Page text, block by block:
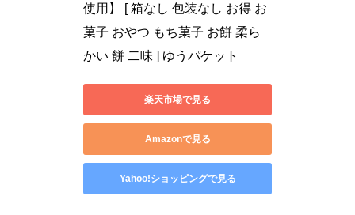
使用】 [ 箱なし 包装なし お得 お
菓子 おやつ もち菓子 お餅 柔ら
かい 餅 二味 ] ゆうパケット
楽天市場で見る
Amazonで見る
Yahoo!ショッピングで見る